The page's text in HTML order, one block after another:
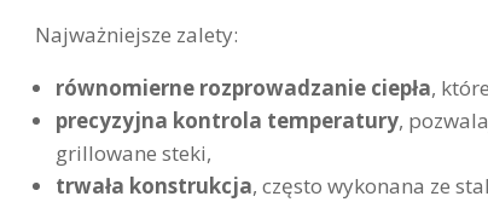
Najważniejsze zalety:
równomierne rozprowadzanie ciepła,
precyzyjna kontrola temperatury,
grillowane steki,
trwała konstrukcja, często wykonana ze